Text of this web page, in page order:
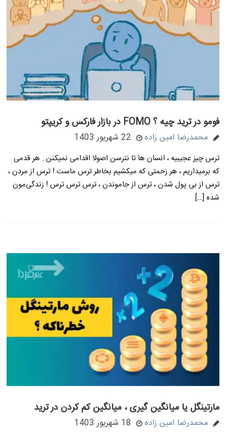
فومو در ترید چیه ؟ FOMO در بازار فارکس و کریپتو
محمدرضا امین زاده 22 شهریور 1403
ترس چیز عجیبیه ، انسان ها تا نترسن اصولا اقدامی نمیکنن . هر قدمی
که برمیداریم ، هر زحمتی که میکشیم بخاطر ترس ماست ! ترس از مردن ،
ترس از بی پول شدن ، ترس از جاموندن ، ترس ترس ترس ! زندگی‌مون
شده […]
مارتینگل یا میانگین گیری ، میانگین کم کردن در ترید
محمدرضا امین زاده 18 شهریور 1403